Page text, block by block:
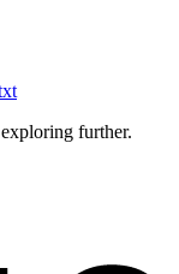
further.